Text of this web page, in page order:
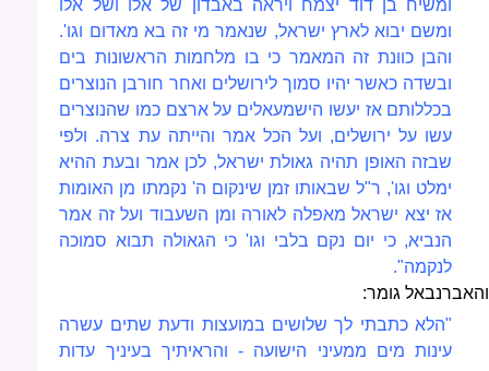
ומשיח בן דוד יצמח ויראה באבדון של אלו ושל אלו
ומשם יבוא לארץ ישראל, שנאמר מי זה בא מאדום וגו'.
והבן כוונת זה המאמר כי בו מלחמות הראשונות בים
ובשדה כאשר יהיו סמוך לירושלים ואחר חורבן הנוצרים
בכללותם אז יעשו הישמעאלים על ארצם כמו שהנוצרים
עשו על ירושלים, ועל הכל אמר והייתה עת צרה. ולפי
שבזה האופן תהיה גאולת ישראל, לכן אמר ובעת ההיא
ימלט וגו', ר"ל שבאותו זמן שינקום ה' נקמתו מן האומות
אז יצא ישראל מאפלה לאורה ומן השעבוד ועל זה אמר
הנביא, כי יום נקם בלבי וגו' כי הגאולה תבוא סמוכה
לנקמה".
והאברנבאל גומר:
"הלא כתבתי לך שלושים במועצות ודעת שתים עשרה
עינות מים ממעיני הישועה - והראיתיך בעיניך עדות